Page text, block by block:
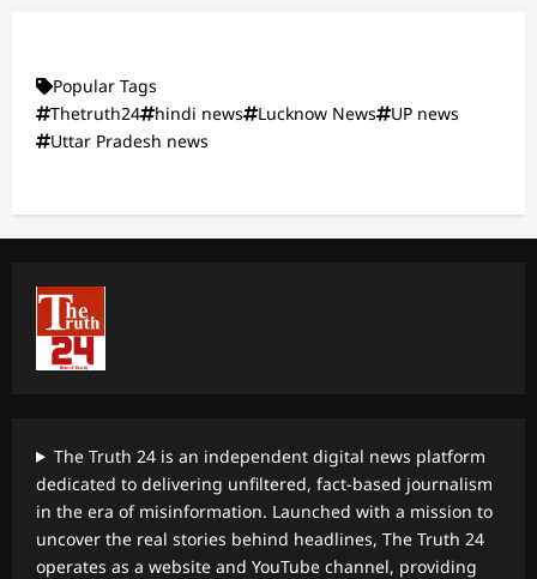
Popular Tags
Thetruth24
hindi news Lucknow News
UP news
Uttar Pradesh news
The Truth 24 is an independent digital news platform
dedicated to delivering unfiltered, fact-based journalism
in the era of misinformation. Launched with a mission to
uncover the real stories behind headlines, The Truth 24
operates as a website and YouTube channel, providing